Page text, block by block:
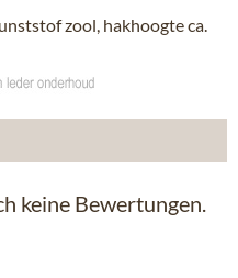
zool, hakhoogte ca.
keine Bewertungen.